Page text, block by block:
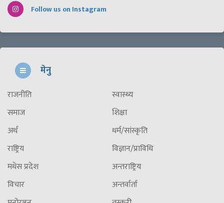
Follow us on Instagram
मेनु
राजनीति
समाज
अर्थ
राष्ट्रिय
मधेस प्रदेश
विचार
स्वास्थ्य
शिक्षा
धर्म/सांस्कृति
विज्ञान/प्राविधि
अन्तराष्ट्रिय
अन्तर्वार्ता